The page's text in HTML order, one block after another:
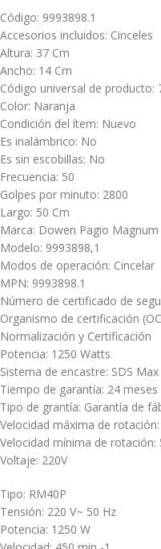
Código: 9993898.1
Accesorios incluidos: Cinceles
Altura: 37 Cm
Ancho: 14 Cm
Código universal de producto:
Color: Naranja
Condición del ítem: Nuevo
Es inalámbrico: No
Es sin escobillas: No
Frecuencia: 50
Golpes por minuto: 2800
Largo: 50 Cm
Marca: Dowen Pagio Magnum
Modelo: 9993898,1
Modos de operación: Cincelar
MPN: 9993898.1
Número de certificado de
Organismo de certificación
Normalización y Certificación
Potencia: 1250 Watts
Sistema de encastre: SDS Max
Tiempo de garantía: 24 meses
Tipo de grantía: Garantía de
Velocidad máxima de
Velocidad mínima de rotación:
Voltaje: 220V
Tipo: RM40P
Tensión: 220 V~ 50 Hz
Potencia: 1250 W